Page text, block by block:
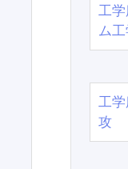
工
ム
工
攻